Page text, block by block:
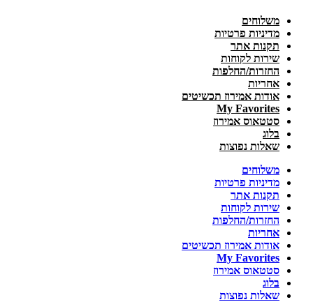
משלוחים
מדיניות פרטיות
תקנות אתר
שירות לקוחות
החזרות/החלפות
אחריות
אודות אמירוז תכשיטים
My Favorites
סטטאוס אמירוז
בלוג
שאלות נפוצות
משלוחים
מדיניות פרטיות
תקנות אתר
שירות לקוחות
החזרות/החלפות
אחריות
אודות אמירוז תכשיטים
My Favorites
סטטאוס אמירוז
בלוג
שאלות נפוצות